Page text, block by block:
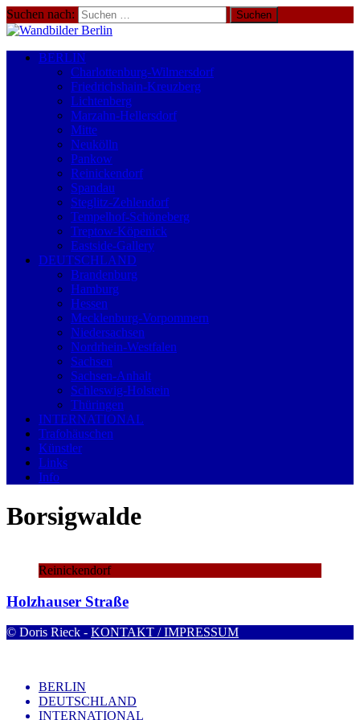
Suchen nach:
BERLIN
Charlottenburg-Wilmersdorf
Friedrichshain-Kreuzberg
Lichtenberg
Marzahn-Hellersdorf
Mitte
Neukölln
Pankow
Reinickendorf
Spandau
Steglitz-Zehlendorf
Tempelhof-Schöneberg
Treptow-Köpenick
Eastside-Gallery
DEUTSCHLAND
Brandenburg
Hamburg
Hessen
Mecklenburg-Vorpommern
Niedersachsen
Nordrhein-Westfalen
Sachsen
Sachsen-Anhalt
Schleswig-Holstein
Thüringen
INTERNATIONAL
Trafohäuschen
Künstler
Links
Info
Borsigwalde
Reinickendorf
Holzhauser Straße
© Doris Rieck - KONTAKT / IMPRESSUM
BERLIN
DEUTSCHLAND
INTERNATIONAL